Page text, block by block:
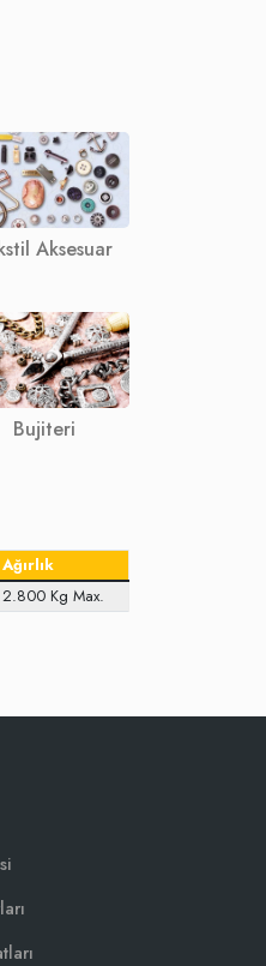
Aksesuar
Bujiteri
Ağırlık
2.800 Kg Max.